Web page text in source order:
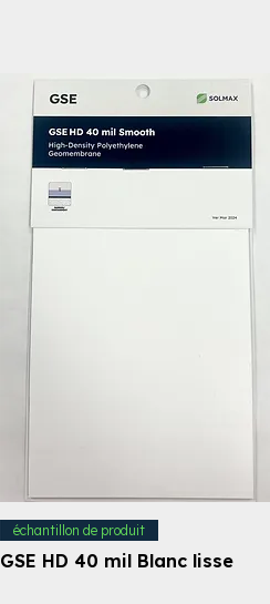
échantillon de produit
GSE HD 40 mil Blanc lisse